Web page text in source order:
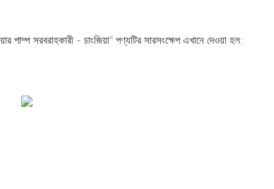
পাম্প সরবরাহকারী - চাংজিয়া" পণ্যটির সারসংক্ষেপ এখানে দেওয়া হল: